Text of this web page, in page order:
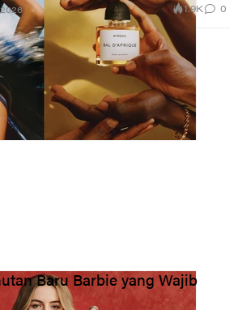
1.9K 0
Baru Barbie yang Wajib